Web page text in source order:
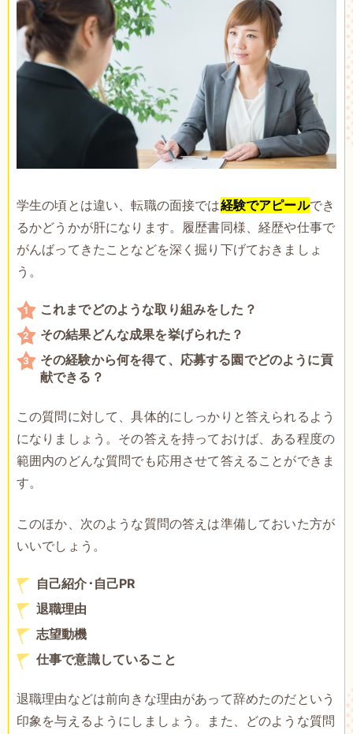
学生の頃とは違い、転職の面接では経験でアピールでき
るかどうかが肝になります。履歴書同様、経歴や仕事で
がんばってきたことなどを深く掘り下げておきましょ
う。
これまでどのような取り組みをした？
その結果どんな成果を挙げられた？
その経験から何を得て、応募する園でどのように貢
献できる？
この質問に対して、具体的にしっかりと答えられるよう
になりましょう。その答えを持っておけば、ある程度の
範囲内のどんな質問でも応用させて答えることができま
す。
このほか、次のような質問の答えは準備しておいた方が
いいでしょう。
自己紹介･自己PR
退職理由
志望動機
仕事で意識していること
退職理由などは前向きな理由があって辞めたのだという
印象を与えるようにしましょう。また、どのような質問